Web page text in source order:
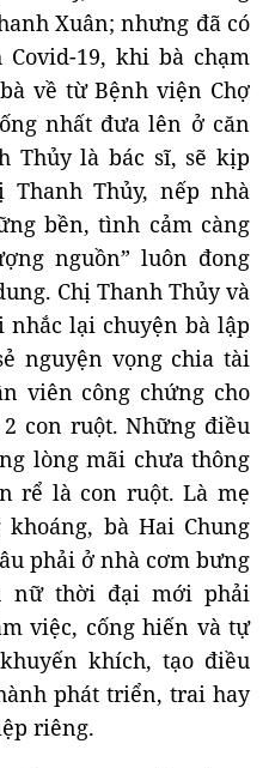
Xuân; nhưng đã có
19, khi bà chạm
về từ Bệnh viện Chợ
nhất đưa lên ở căn
Thủy là bác sĩ, sẽ kịp
Thủy, nếp nhà
bền, tình cảm càng
nguồn” luôn đong
Chị Thanh Thủy và
lại chuyện bà lập
nguyện vọng chia tài
viên công chứng cho
con ruột. Những điều
lòng mãi chưa thông
rể là con ruột. Là mẹ
bà Hai Chung
phải ở nhà cơm bưng
nữ thời đại mới phải
việc, cống hiến và tự
khích, tạo điều
phát triển, trai hay
riêng.